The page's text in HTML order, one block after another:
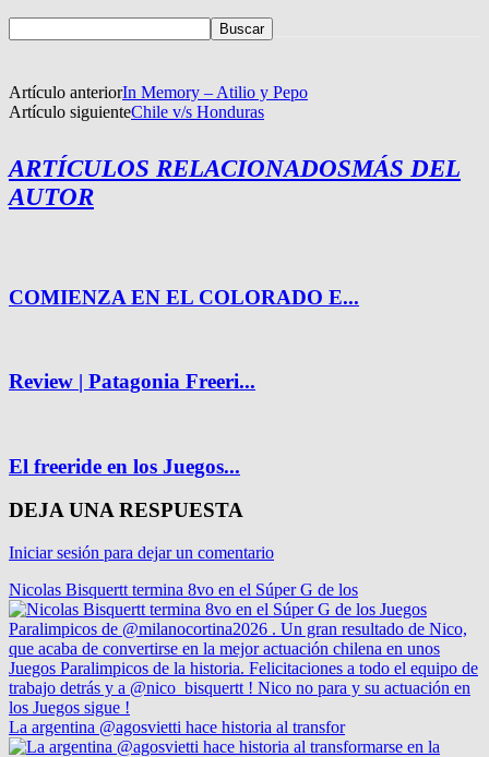
Artículo anteriorIn Memory – Atilio y Pepo
Artículo siguienteChile v/s Honduras
ARTÍCULOS RELACIONADOSMÁS DEL
AUTOR
COMIENZA EN EL COLORADO E...
Review | Patagonia Freeri...
El freeride en los Juegos...
DEJA UNA RESPUESTA
Iniciar sesión para dejar un comentario
Nicolas Bisquertt termina 8vo en el Súper G de los
La argentina @agosvietti hace historia al transfor